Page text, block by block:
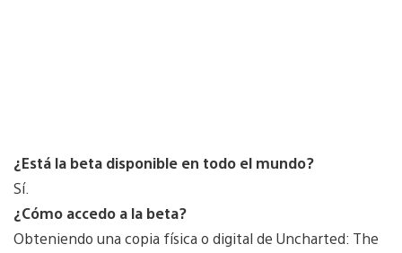
¿Está la beta disponible en todo el mundo?
Sí.
¿Cómo accedo a la beta?
Obteniendo una copia física o digital de Uncharted: The